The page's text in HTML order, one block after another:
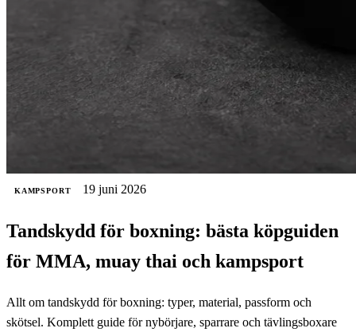
KAMPSPORT 19 juni 2026
Tandskydd för boxning: bästa köpguiden
för MMA, muay thai och kampsport
Allt om tandskydd för boxning: typer, material, passform och
skötsel. Komplett guide för nybörjare, sparrare och tävlingsboxare